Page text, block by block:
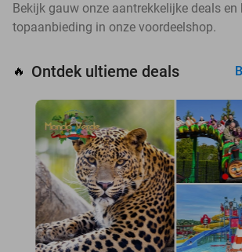
Bekijk gauw onze aantrekkelijke deals en
topaanbieding in onze voordeelshop.
🔥 Ontdek ultieme deals